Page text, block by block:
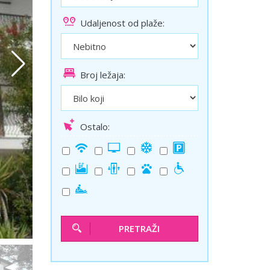
Solun polazak iz Niša
Temišvar polazak iz Niša
Udaljenost od plaže:
Broj ležaja:
Ostalo:
PRETRAŽI